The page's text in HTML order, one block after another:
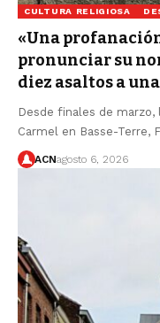
CULTURA RELIGIOSA
«Una
pronunciar su
diez asaltos a
Desde finales de
Carmel en Basse-Terre,
ACNagosto 6, 2026